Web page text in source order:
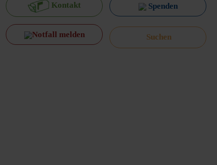
Kontakt Spenden
Notfall melden